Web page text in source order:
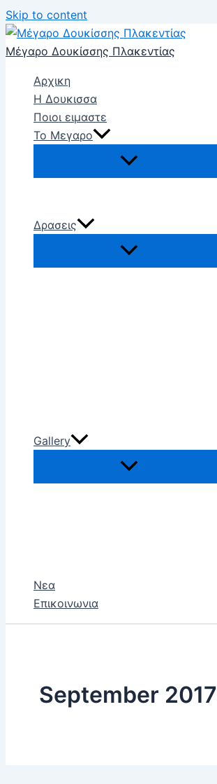
Skip to content
Μέγαρο Δουκίσσης Πλακεντίας
Αρχικη
Η Δουκισσα
Ποιοι ειμαστε
Το Μεγαρο
Δρασεις
Gallery
Νεα
Επικοινωνια
September 2017